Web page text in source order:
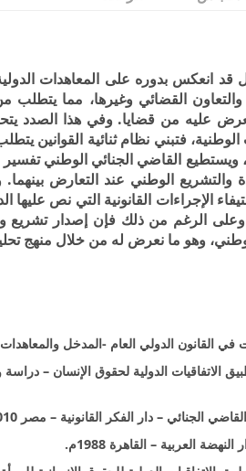
انعكس بدوره على المعاهدات الدولية
والتعاون القضائي وغيرها، مما
عليه من قضايا. وفي هذا الصدد
الوطنية، فتبني نظام ثنائية
ويستطيع القاضي الجنائي الوطني
والتشريع الوطني عند التعارض
الإجراءات القانونية التي نص
الرغم من ذلك فإن إصدار تشريع
وهو ما نعرض له من خلال منهج
الاتفاقيات الدولية لحقوق الإنسان –